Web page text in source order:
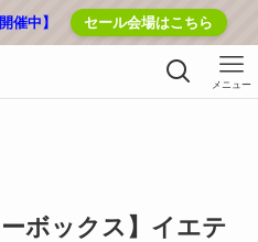
催中】 セール会場はこちら
メニュー
ーボックス】イエテ